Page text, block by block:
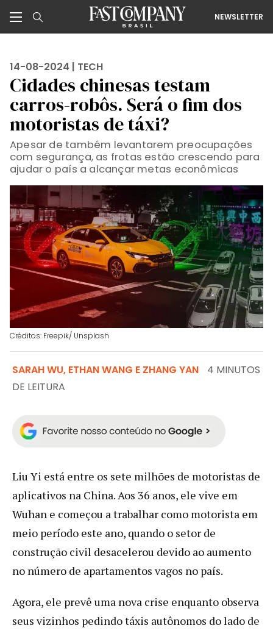
NEWSLETTER
14-08-2024 | TECH
Cidades chinesas testam
carros-robôs. Será o fim dos
motoristas de táxi?
Apesar de também levantarem preocupações
com segurança, as frotas estão crescendo para
ajudar o país a alcançar metas econômicas
Créditos: Freepik/ Unsplash
SARAH WU, ETHAN WANG E ZHANG YAN
4 MINUTOS
DE LEITURA
Liu Yi está entre os sete milhões de motoristas de
aplicativos na China. Aos 36 anos, ele vive em
Wuhan e começou a trabalhar como motorista em
meio período este ano, quando o setor de
construção civil desacelerou devido ao aumento
no número de apartamentos vagos no país.
Agora, ele prevê uma nova crise enquanto observa
seus vizinhos pedindo táxis autônomos do lado de